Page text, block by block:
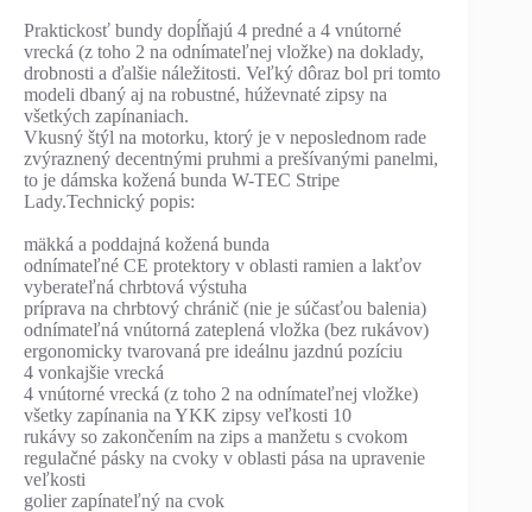
Praktickosť bundy dopĺňajú 4 predné a 4 vnútorné
vrecká (z toho 2 na odnímateľnej vložke) na doklady,
drobnosti a ďalšie náležitosti. Veľký dôraz bol pri tomto
modeli dbaný aj na robustné, húževnaté zipsy na
všetkých zapínaniach.
Vkusný štýl na motorku, ktorý je v neposlednom rade
zvýraznený decentnými pruhmi a prešívanými panelmi,
to je dámska kožená bunda W-TEC Stripe
Lady.Technický popis:
mäkká a poddajná kožená bunda
odnímateľné CE protektory v oblasti ramien a lakťov
vyberateľná chrbtová výstuha
príprava na chrbtový chránič (nie je súčasťou balenia)
odnímateľná vnútorná zateplená vložka (bez rukávov)
ergonomicky tvarovaná pre ideálnu jazdnú pozíciu
4 vonkajšie vrecká
4 vnútorné vrecká (z toho 2 na odnímateľnej vložke)
všetky zapínania na YKK zipsy veľkosti 10
rukávy so zakončením na zips a manžetu s cvokom
regulačné pásky na cvoky v oblasti pása na upravenie
veľkosti
golier zapínateľný na cvok